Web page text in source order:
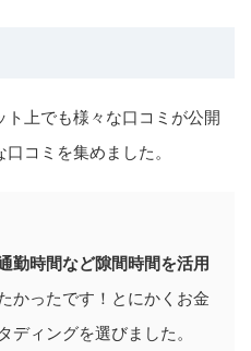
上でも様々な口コミが公開
コミを集めました。
勤時間など隙間時間を活用
かったです！とにかくお金
ディングを選びました。